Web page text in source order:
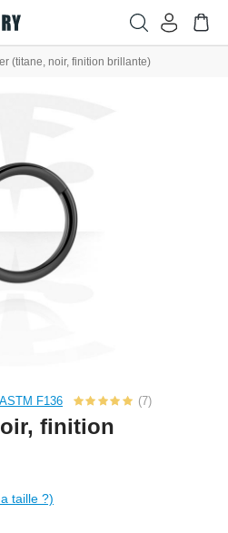
(titane, noir, finition brillante)
F136 (7)
finition
taille ?)